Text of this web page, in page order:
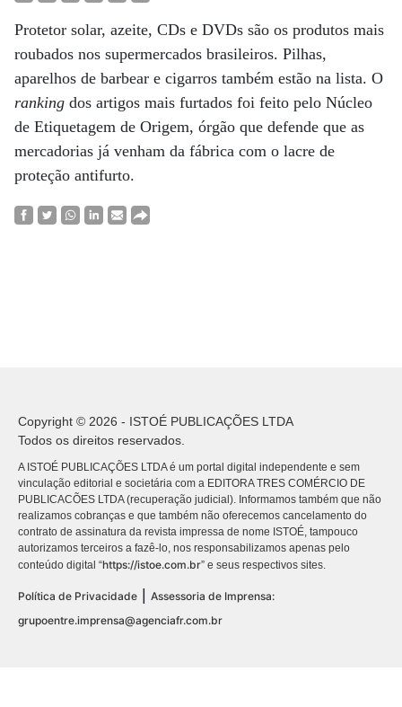
Protetor solar, azeite, CDs e DVDs são os produtos mais
roubados nos supermercados brasileiros. Pilhas,
aparelhos de barbear e cigarros também estão na lista. O
ranking dos artigos mais furtados foi feito pelo Núcleo
de Etiquetagem de Origem, órgão que defende que as
mercadorias já venham da fábrica com o lacre de
proteção antifurto.
Copyright © 2026 - ISTOÉ PUBLICAÇÕES LTDA
Todos os direitos reservados.
A ISTOÉ PUBLICAÇÕES LTDA é um portal digital independente e sem
vinculação editorial e societária com a EDITORA TRES COMÉRCIO DE
PUBLICACÕES LTDA (recuperação judicial). Informamos também que não
realizamos cobranças e que também não oferecemos cancelamento do
contrato de assinatura da revista impressa de nome ISTOÉ, tampouco
autorizamos terceiros a fazê-lo, nos responsabilizamos apenas pelo
conteúdo digital “https://istoe.com.br” e seus respectivos sites.
Política de Privacidade
Assessoria de Imprensa:
grupoentre.imprensa@agenciafr.com.br